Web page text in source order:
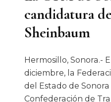
candidatura
Sheinbaum
Hermosillo, Sonora.-
diciembre, la
del Estado de
Confederación de